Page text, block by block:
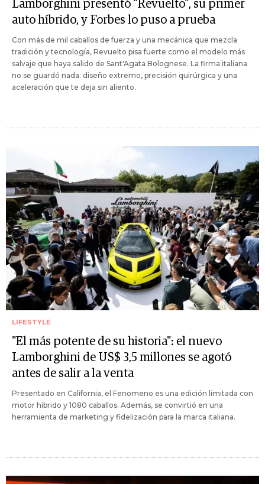
Lamborghini presentó "Revuelto", su primer
auto híbrido, y Forbes lo puso a prueba
Con más de mil caballos de fuerza y una mecánica que mezcla
tradición y tecnología, Revuelto pisa fuerte como el modelo más
salvaje que haya salido de Sant'Agata Bolognese. La firma italiana
no se guardó nada: diseño extremo, precisión quirúrgica y una
aceleración que te deja sin aliento.
LIFESTYLE
"El más potente de su historia": el nuevo
Lamborghini de US$ 3,5 millones se agotó
antes de salir a la venta
Presentado en California, el Fenomeno es una edición limitada con
motor híbrido y 1080 caballos. Además, se convirtió en una
herramienta de marketing y fidelización para la marca italiana.